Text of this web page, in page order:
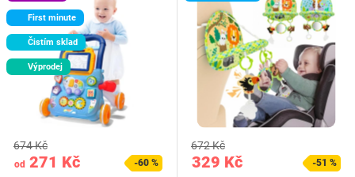
First minute
Čistím sklad
Výprodej
od 271 Kč
674 Kč
-60 % 329 Kč
672 Kč
-51 %